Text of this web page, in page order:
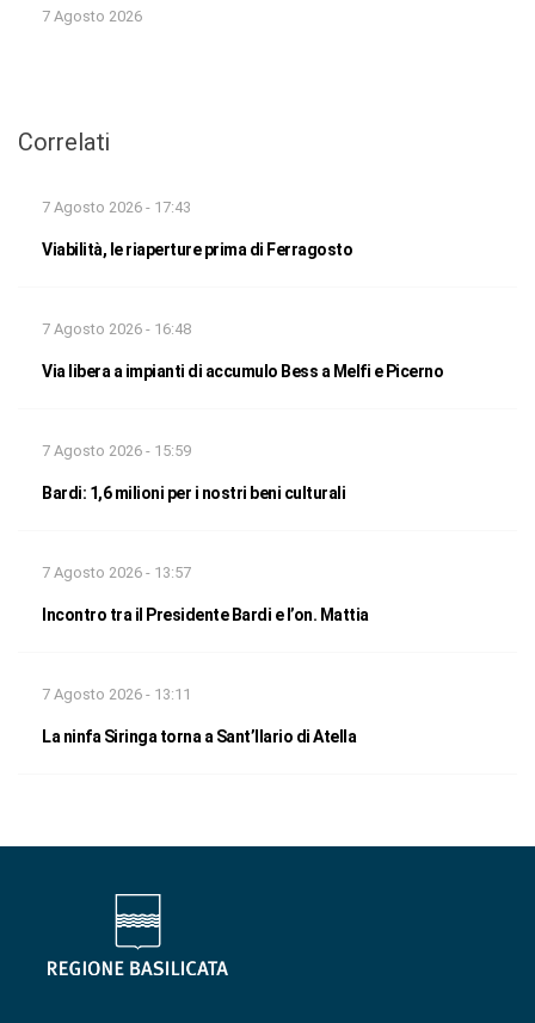
7 Agosto 2026
Correlati
7 Agosto 2026 - 17:43
Viabilità, le riaperture prima di Ferragosto
7 Agosto 2026 - 16:48
Via libera a impianti di accumulo Bess a Melfi e Picerno
7 Agosto 2026 - 15:59
Bardi: 1,6 milioni per i nostri beni culturali
7 Agosto 2026 - 13:57
Incontro tra il Presidente Bardi e l’on. Mattia
7 Agosto 2026 - 13:11
La ninfa Siringa torna a Sant’Ilario di Atella